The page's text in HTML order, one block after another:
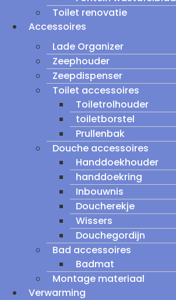
Toilet renovatie
Accessoires
Lade Organizer
Zeephouder
Zeepdispenser
Toilet accessoires
Toiletrolhouder
toiletborstel
Prullenbak
Douche accessoires
Handdoekhouder
handdoekring
Inbouwnis
Doucherekje
Wissers
Douchegordijn
Bad accessoires
Badmat
Montage materiaal
Verwarming